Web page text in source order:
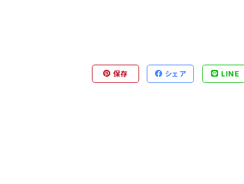
保存 シェア LINE